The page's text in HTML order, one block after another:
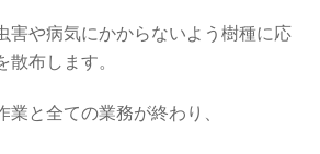
害や病気にかからないよう樹種に応
散布します。
業と全ての業務が終わり、